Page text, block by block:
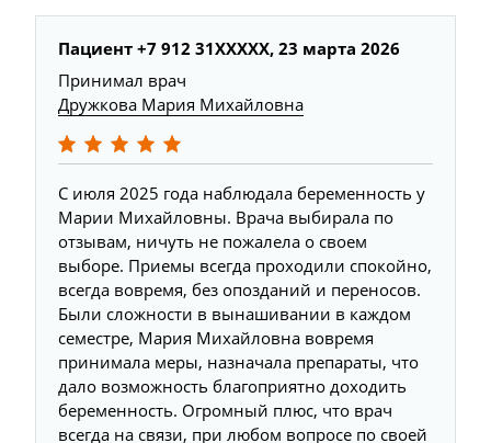
Пациент +7 912 31XXXXX, 23 марта 2026
Принимал врач
Дружкова Мария Михайловна
С июля 2025 года наблюдала беременность у
Марии Михайловны. Врача выбирала по
отзывам, ничуть не пожалела о своем
выборе. Приемы всегда проходили спокойно,
всегда вовремя, без опозданий и переносов.
Были сложности в вынашивании в каждом
семестре, Мария Михайловна вовремя
принимала меры, назначала препараты, что
дало возможность благоприятно доходить
беременность. Огромный плюс, что врач
всегда на связи, при любом вопросе по своей